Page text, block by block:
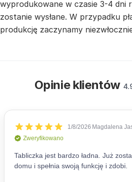
wyprodukowane w czasie 3-4 dni
zostanie wysłane. W przypadku
produkcję zaczynamy
Opinie klientów